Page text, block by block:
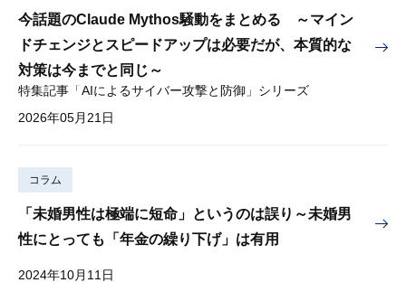
今話題のClaude Mythos騒動をまとめる ～マイン
ドチェンジとスピードアップは必要だが、本質的な
対策は今までと同じ～
特集記事「AIによるサイバー攻撃と防御」シリーズ
2026年05月21日
コラム
「未婚男性は極端に短命」というのは誤り～未婚男
性にとっても「年金の繰り下げ」は有用
2024年10月11日